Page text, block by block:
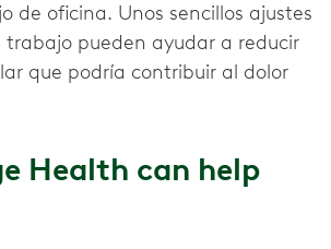
de oficina. Unos sencillos ajustes
trabajo pueden ayudar a reducir
que podría contribuir al dolor
Health can help